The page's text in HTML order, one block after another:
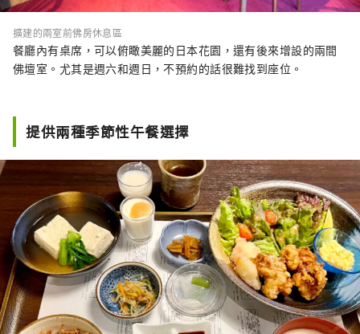
擴建的兩室前佛房休息區
餐廳內有桌席，可以俯瞰美麗的日本花園，還有後來增設的兩間
佛壇室。尤其是週六和週日，不預約的話很難找到座位。
提供兩種季節性午餐選擇